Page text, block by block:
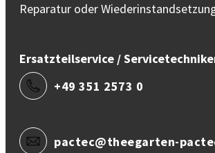
Reparatur oder
Ersatzteilservice /
+49 351 2573 0
pactec@theegarten-